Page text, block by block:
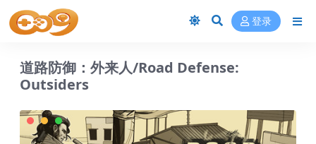
登录
道路防御：外来人/Road Defense:
Outsiders